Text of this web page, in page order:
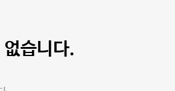
습니다.